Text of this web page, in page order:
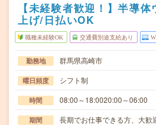
【未経験者歓迎！】半導
上げ/日払いOK
職種未経験OK 交通費別途支給あり
勤務地 群馬県高崎市
曜日頻度 シフト制
時間 08:00～18:0020:00～06:00
期間 長期でお仕事できる方、大歓